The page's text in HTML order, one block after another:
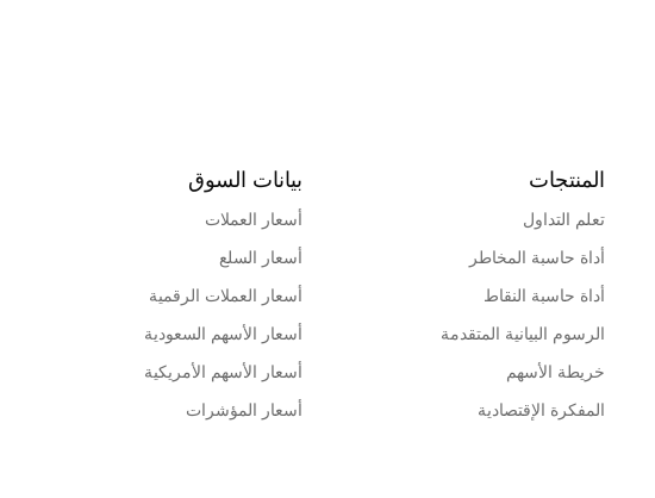
المنتجات
تعلم التداول
أداة حاسبة المخاطر
أداة حاسبة النقاط
الرسوم البيانية المتقدمة
خريطة الأسهم
المفكرة الإقتصادية
بيانات السوق
أسعار العملات
أسعار السلع
أسعار العملات الرقمية
أسعار الأسهم السعودية
أسعار الأسهم الأمريكية
أسعار المؤشرات